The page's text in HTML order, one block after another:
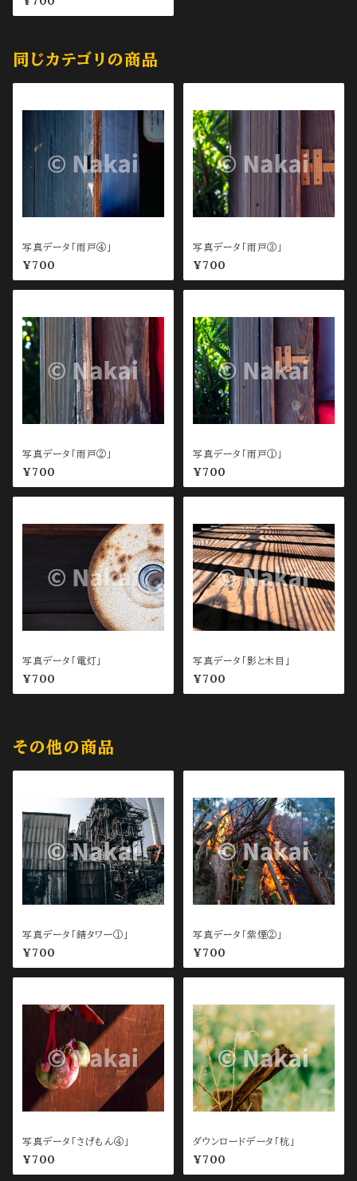
同じカテゴリの商品
写真データ「雨戸④」
¥700
写真データ「雨戸③」
¥700
写真データ「雨戸②」
¥700
写真データ「雨戸①」
¥700
写真データ「電灯」
¥700
写真データ「影と木目」
¥700
その他の商品
写真データ「錆タワー①」
¥700
写真データ「紫煙②」
¥700
写真データ「さげもん④」
¥700
ダウンロードデータ「杭」
¥700